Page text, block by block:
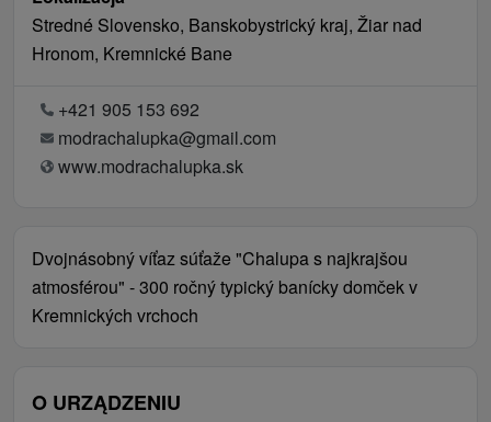
Stredné Slovensko, Banskobystrický kraj, Žiar nad
Hronom, Kremnické Bane
+421 905 153 692
modrachalupka@gmail.com
www.modrachalupka.sk
Dvojnásobný víťaz súťaže "Chalupa s najkrajšou
atmosférou" - 300 ročný typický banícky domček v
Kremnických vrchoch
O URZĄDZENIU